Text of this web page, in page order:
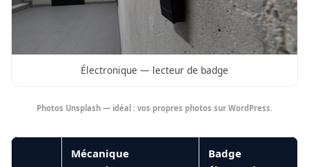
Électronique — lecteur de badge
Photos Unsplash — idéal : vos propres photos sur WordPress.
Mécanique
Badge